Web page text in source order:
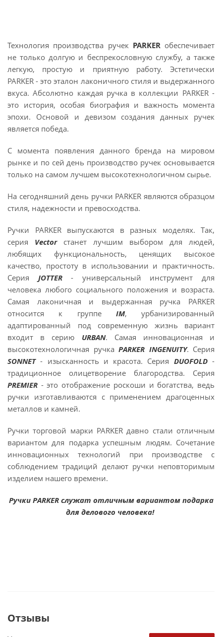
Технология производства ручек PARKERобеспечивает
не только долгую и беспрекословную службу, а также
легкую, простую и приятную работу. Эстетически
PARKER - это эталон лаконичного стиля и выдержанного
вкуса. Абсолютно каждая ручка в коллекции PARKER -
это история, особая биография и важность момента
эпохи. Основой и девизом создания данных ручек
является победа.
С момента появления данного бренда на мировом
рынке и по сей день производство ручек основывается
только на самом лучшем высокотехнологичном сырье.
На сегодняшний день ручки PARKER являются образцом
стиля, надежности и превосходства.
Ручки PARKER выпускаются в разных моделях. Так,
серия Vectorстанет лучшим выбором для людей,
любящих функциональность, ценящих высокое
качество, простоту в использовании и практичность.
Серия JOTTER- универсальный инструмент для
человека любого социального положения и возраста.
Самая лаконичная и выдержанная ручка PARKER
относится к группе IM, урбанизированный
адаптированный под современную жизнь вариант
входит в серию URBAN. Самая инновационная и
высокотехнологичная ручка PARKER INGENUITY. Серия
SONNET- изысканность и красота. Серия DUOFOLD-
традиционное олицетворение благородства. Серия
PREMIER - это отображение роскоши и богатства, ведь
ручки изготавливаются с применением драгоценных
металлов и камней.
Ручки торговой марки PARKER давно стали отличным
вариантом для подарка успешным людям. Сочетание
инновационных технологий при производстве с
соблюдением традиций делают ручки неповторимым
изделием нашего времени.
Ручки PARKER служат отличным вариантом подарка
для делового человека!
Отзывы